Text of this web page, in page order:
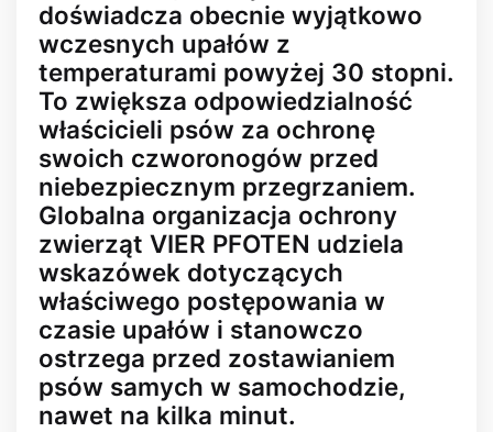
doświadcza obecnie wyjątkowo
wczesnych upałów z
temperaturami powyżej 30 stopni.
To zwiększa odpowiedzialność
właścicieli psów za ochronę
swoich czworonogów przed
niebezpiecznym przegrzaniem.
Globalna organizacja ochrony
zwierząt VIER PFOTEN udziela
wskazówek dotyczących
właściwego postępowania w
czasie upałów i stanowczo
ostrzega przed zostawianiem
psów samych w samochodzie,
nawet na kilka minut.